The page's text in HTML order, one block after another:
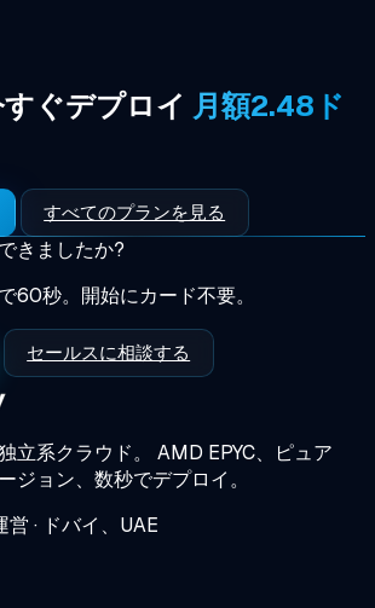
ぐデプロイ 月額2.48ド
すべてのプランを見る
きましたか?
60秒。開始にカード不要。
セールスに相談する
立系クラウド。 AMD EPYC、ピュア
ジョン、数秒でデプロイ。
· ドバイ、UAE